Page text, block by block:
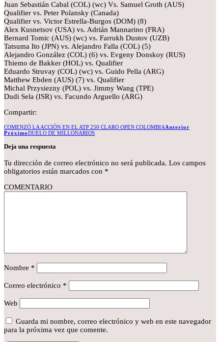
Juan Sebastián Cabal (COL) (wc) Vs. Samuel Groth (AUS)
Qualifier vs. Peter Polansky (Canada)
Qualifier vs. Victor Estrella-Burgos (DOM) (8)
Alex Kusnetsov (USA) vs. Adrián Mannarino (FRA)
Bernard Tomic (AUS) (wc) vs. Farrukh Dustov (UZB)
Tatsuma Ito (JPN) vs. Alejandro Falla (COL) (5)
Alejandro González (COL) (6) vs. Evgeny Donskoy (RUS)
Thiemo de Bakker (HOL) vs. Qualifier
Eduardo Struvay (COL) (wc) vs. Guido Pella (ARG)
Matthew Ebden (AUS) (7) vs. Qualifier
Michal Przysiezny (POL) vs. Jimmy Wang (TPE)
Dudi Sela (ISR) vs. Facundo Arguello (ARG)
Compartir:
COMENZÓ LA ACCIÓN EN EL ATP 250 CLARO OPEN COLOMBIAAnterior
PróximoDUELO DE MILLONARIOS
Deja una respuesta
Tu dirección de correo electrónico no será publicada. Los campos
obligatorios están marcados con *
COMENTARIO
Nombre *
Correo electrónico *
Web
Guarda mi nombre, correo electrónico y web en este navegador
para la próxima vez que comente.